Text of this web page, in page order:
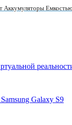
Аккумуляторы
Galaxy S9